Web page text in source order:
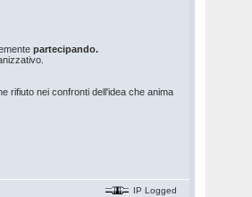
partecipando.
rifiuto nei confronti dell'idea che anima
IP Logged